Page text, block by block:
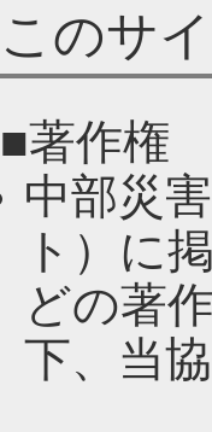
このサ
■著作権
中部災
ト）に
どの著
下、当